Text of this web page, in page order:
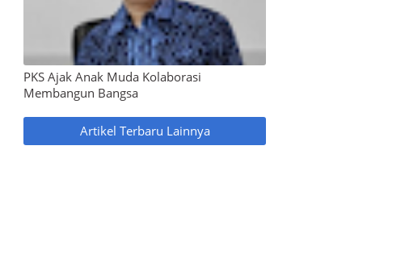
PKS Ajak Anak Muda Kolaborasi
Membangun Bangsa
Artikel Terbaru Lainnya